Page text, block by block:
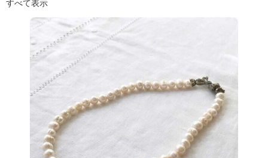
すべて表示